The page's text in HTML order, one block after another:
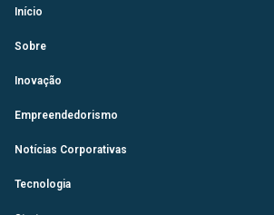
Início
Sobre
Inovação
Empreendedorismo
Notícias Corporativas
Tecnologia